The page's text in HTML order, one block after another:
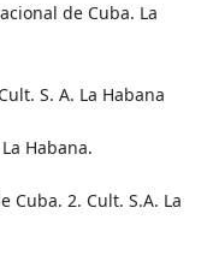
de Cuba. La
S. A. La Habana
Habana.
Cuba. 2. Cult. S.A. La